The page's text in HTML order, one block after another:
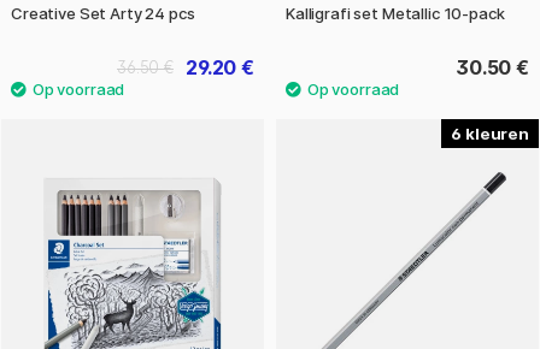
Creative Set Arty 24 pcs
29.20 €
36.50 €
Kalligrafi set Metallic 10-pack
30.50 €
6